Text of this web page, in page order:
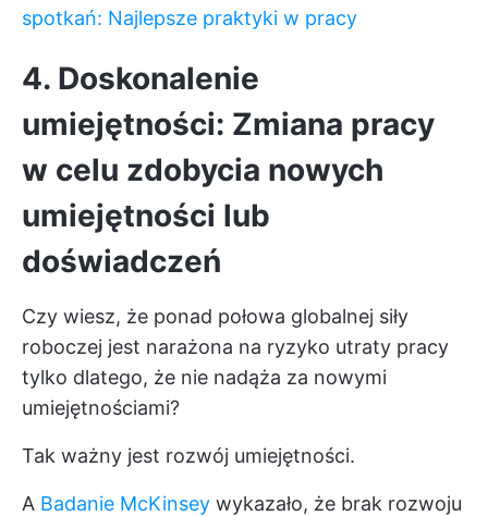
spotkań: Najlepsze praktyki w pracy
4. Doskonalenie
umiejętności: Zmiana pracy
w celu zdobycia nowych
umiejętności lub
doświadczeń
Czy wiesz, że ponad połowa globalnej siły
roboczej jest narażona na ryzyko utraty pracy
tylko dlatego, że nie nadąża za nowymi
umiejętnościami?
Tak ważny jest rozwój umiejętności.
A Badanie McKinsey wykazało, że brak rozwoju